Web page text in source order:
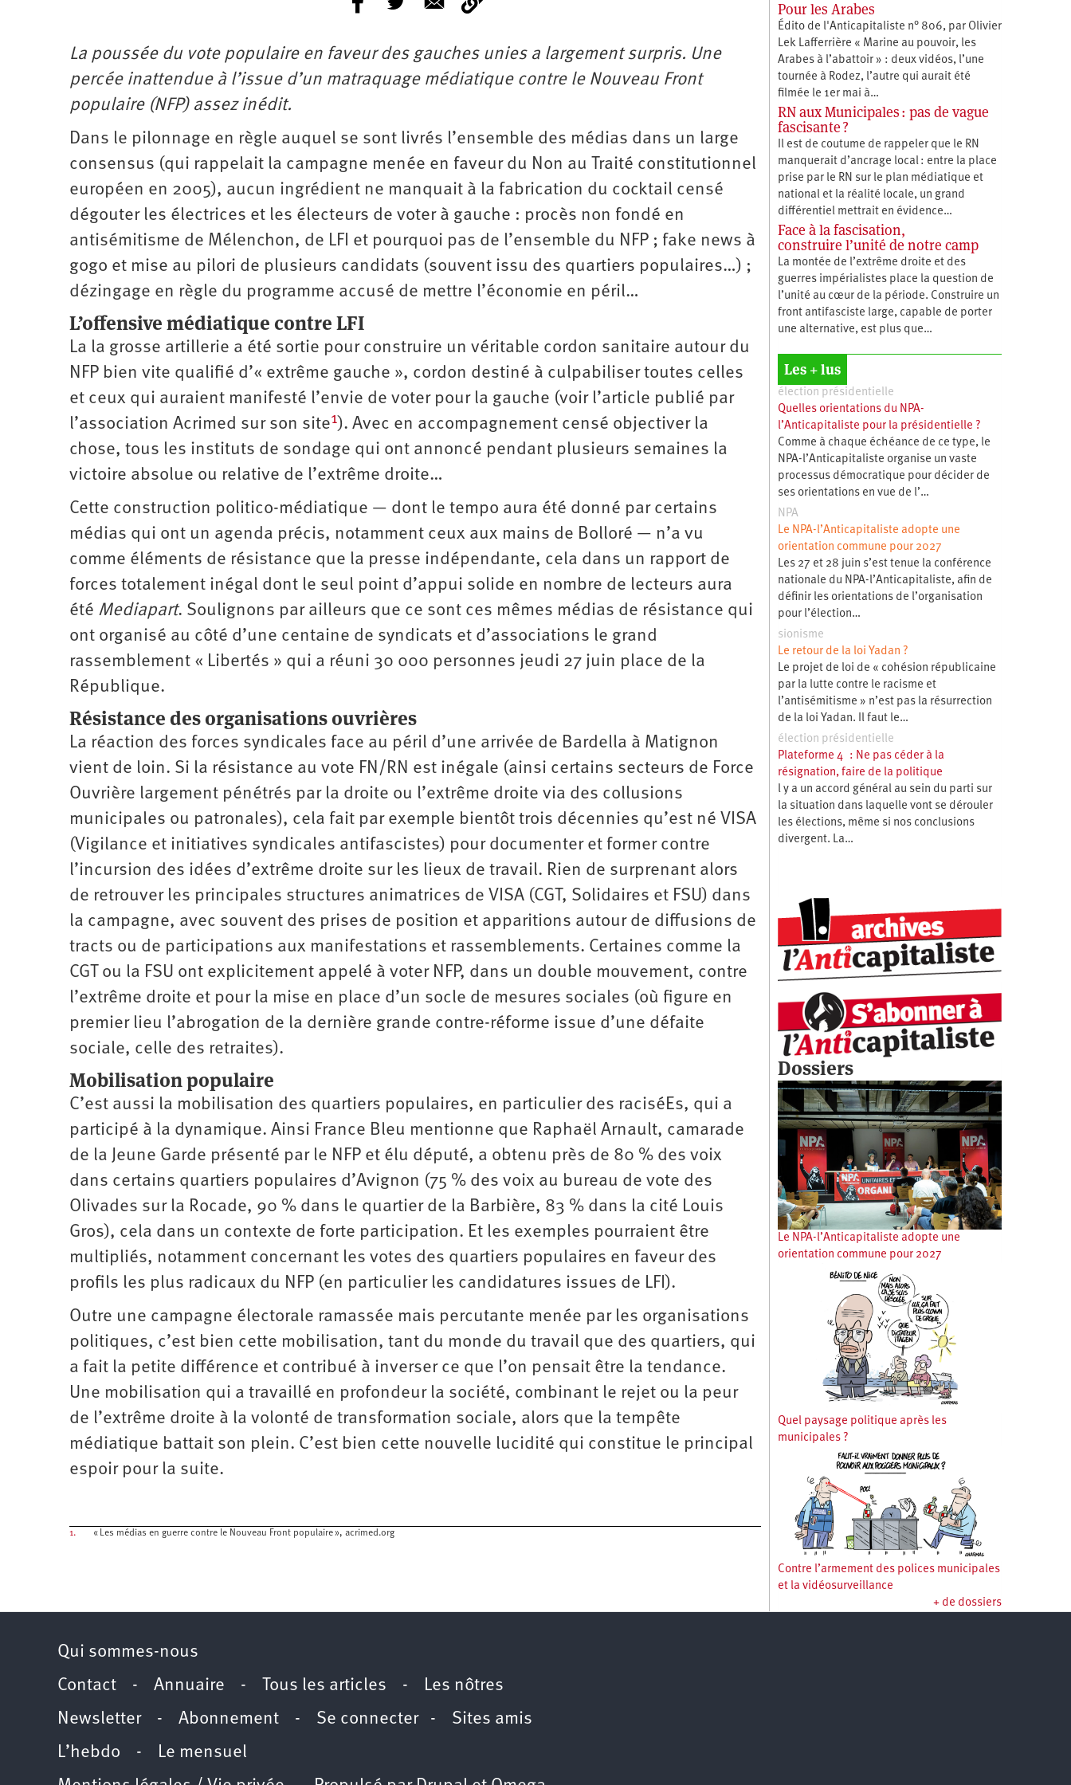
La poussée du vote populaire en faveur des gauches unies a largement surpris. Une
percée inattendue à l’issue d’un matraquage médiatique contre le Nouveau Front
populaire (NFP) assez inédit.
Dans le pilonnage en règle auquel se sont livrés l’ensemble des médias dans un large
consensus (qui rappelait la campagne menée en faveur du Non au Traité constitutionnel
européen en 2005), aucun ingrédient ne manquait à la fabrication du cocktail censé
dégouter les électrices et les électeurs de voter à gauche : procès non fondé en
antisémitisme de Mélenchon, de LFI et pourquoi pas de l’ensemble du NFP ; fake news à
gogo et mise au pilori de plusieurs candidats (souvent issu des quartiers populaires…) ;
dézingage en règle du programme accusé de mettre l’économie en péril…
L’offensive médiatique contre LFI
La la grosse artillerie a été sortie pour construire un véritable cordon sanitaire autour du
NFP bien vite qualifié d’« extrême gauche », cordon destiné à culpabiliser toutes celles
et ceux qui auraient manifesté l’envie de voter pour la gauche (voir l’article publié par
l’association Acrimed sur son site1). Avec en accompagnement censé objectiver la
chose, tous les instituts de sondage qui ont annoncé pendant plusieurs semaines la
victoire absolue ou relative de l’extrême droite…
Cette construction politico­-médiatique — dont le tempo aura été donné par certains
médias qui ont un agenda précis, notamment ceux aux mains de Bolloré — n’a vu
comme éléments de résistance que la presse indépendante, cela dans un rapport de
forces totalement inégal dont le seul point d’appui solide en nombre de lecteurs aura
été Mediapart. Soulignons par ailleurs que ce sont ces mêmes médias de résistance qui
ont organisé au côté d’une centaine de syndicats et d’associations le grand
rassemblement « Libertés » qui a réuni 30 000 personnes jeudi 27 juin place de la
République.
Résistance des organisations ouvrières
La réaction des forces syndicales face au péril d’une arrivée de Bardella à Matignon
vient de loin. Si la résistance au vote FN/RN est inégale (ainsi certains secteurs de Force
Ouvrière largement pénétrés par la droite ou l’extrême droite via des collusions
municipales ou patronales), cela fait par exemple bientôt trois décennies qu’est né VISA
(Vigilance et initiatives syndicales antifascistes) pour documenter et former contre
l’incursion des idées d’extrême droite sur les lieux de travail. Rien de surprenant alors
de retrouver les principales structures animatrices de VISA (CGT, Solidaires et FSU) dans
la campagne, avec souvent des prises de position et apparitions autour de diffusions de
tracts ou de participations aux manifestations et rassemblements. Certaines comme la
CGT ou la FSU ont explicitement appelé à voter NFP, dans un double mouvement, contre
l’extrême droite et pour la mise en place d’un socle de mesures sociales (où figure en
premier lieu l’abrogation de la dernière grande contre-réforme issue d’une défaite
sociale, celle des retraites).
Mobilisation populaire
C’est aussi la mobilisation des quartiers populaires, en particulier des raciséEs, qui a
participé à la dynamique. Ainsi France Bleu mentionne que Raphaël Arnault, camarade
de la Jeune Garde présenté par le NFP et élu député, a obtenu près de 80 % des voix
dans certains quartiers populaires d’Avignon (75 % des voix au bureau de vote des
Olivades sur la Rocade, 90 % dans le quartier de la Barbière, 83 % dans la cité Louis
Gros), cela dans un contexte de forte participation. Et les exemples pourraient être
multipliés, notamment concernant les votes des quartiers populaires en faveur des
profils les plus radicaux du NFP (en particulier les candidatures issues de LFI).
Outre une campagne électorale ramassée mais percutante menée par les organisations
politiques, c’est bien cette mobilisation, tant du monde du travail que des quartiers, qui
a fait la petite différence et contribué à inverser ce que l’on pensait être la tendance.
Une mobilisation qui a travaillé en profondeur la société, combinant le rejet ou la peur
de l’extrême droite à la volonté de transformation sociale, alors que la tempête
médiatique battait son plein. C’est bien cette nouvelle lucidité qui constitue le principal
espoir pour la suite.
1. « Les médias en guerre contre le Nouveau Front populaire », acrimed.org
Pour les Arabes
Édito de l'Anticapitaliste n° 806, par Olivier
Lek Lafferrière « Marine au pouvoir, les
Arabes à l’abattoir » : deux vidéos, l’une
tournée à Rodez, l’autre qui aurait été
filmée le 1er mai à…
RN aux Municipales : pas de vague
fascisante ?
Il est de coutume de rappeler que le RN
manquerait d’ancrage local : entre la place
prise par le RN sur le plan médiatique et
national et la réalité locale, un grand
différentiel mettrait en évidence…
Face à la fascisation,
construire l’unité de notre camp
La montée de l’extrême droite et des
guerres impérialistes place la question de
l’unité au cœur de la période. Construire un
front antifasciste large, capable de porter
une alternative, est plus que…
Les + lus
élection présidentielle
Quelles orientations du NPA-
l’Anticapitaliste pour la présidentielle ?
Comme à chaque échéance de ce type, le
NPA-l’Anticapitaliste organise un vaste
processus démocratique pour décider de
ses orientations en vue de l’…
NPA
Le NPA-l’Anticapitaliste adopte une
orientation commune pour 2027
Les 27 et 28 juin s’est tenue la conférence
nationale du NPA-l’Anticapitaliste, afin de
définir les orientations de l’organisation
pour l’élection…
sionisme
Le retour de la loi Yadan ?
Le projet de loi de « cohésion républicaine
par la lutte contre le racisme et
l’antisémitisme » n’est pas la résurrection
de la loi Yadan. Il faut le…
élection présidentielle
Plateforme 4 : Ne pas céder à la
résignation, faire de la politique
l y a un accord général au sein du parti sur
la situation dans laquelle vont se dérouler
les élections, même si nos conclusions
divergent. La…
Dossiers
Le NPA-l’Anticapitaliste adopte une
orientation commune pour 2027
Quel paysage politique après les
municipales ?
Contre l’armement des polices municipales
et la vidéosurveillance
+ de dossiers
Qui sommes-nous
Contact - Annuaire - Tous les articles - Les nôtres
Newsletter- Abonnement - Se connecter- Sites amis
L’hebdo - Le mensuel